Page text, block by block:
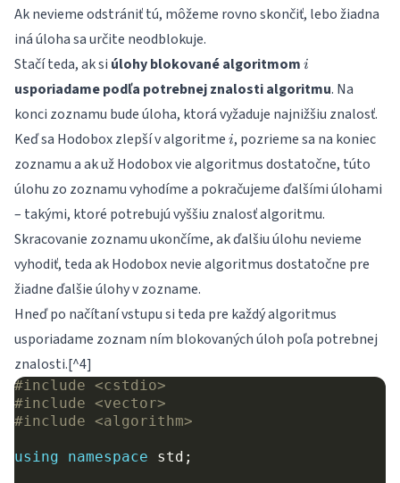
Ak nevieme odstrániť tú, môžeme rovno skončiť, lebo žiadna
iná úloha sa určite neodblokuje.
Stačí teda, ak si úlohy blokované algoritmom i
i
usporiadame podľa potrebnej znalosti algoritmu. Na
konci zoznamu bude úloha, ktorá vyžaduje najnižšiu znalosť.
Keď sa Hodobox zlepší v algoritme i
i, pozrieme sa na koniec
zoznamu a ak už Hodobox vie algoritmus dostatočne, túto
úlohu zo zoznamu vyhodíme a pokračujeme ďalšími úlohami
– takými, ktoré potrebujú vyššiu znalosť algoritmu.
Skracovanie zoznamu ukončíme, ak ďalšiu úlohu nevieme
vyhodiť, teda ak Hodobox nevie algoritmus dostatočne pre
žiadne ďalšie úlohy v zozname.
Hneď po načítaní vstupu si teda pre každý algoritmus
usporiadame zoznam ním blokovaných úloh poľa potrebnej
znalosti.[^4]
#include <cstdio>
#include <vector>
#include <algorithm>
using namespace std ;